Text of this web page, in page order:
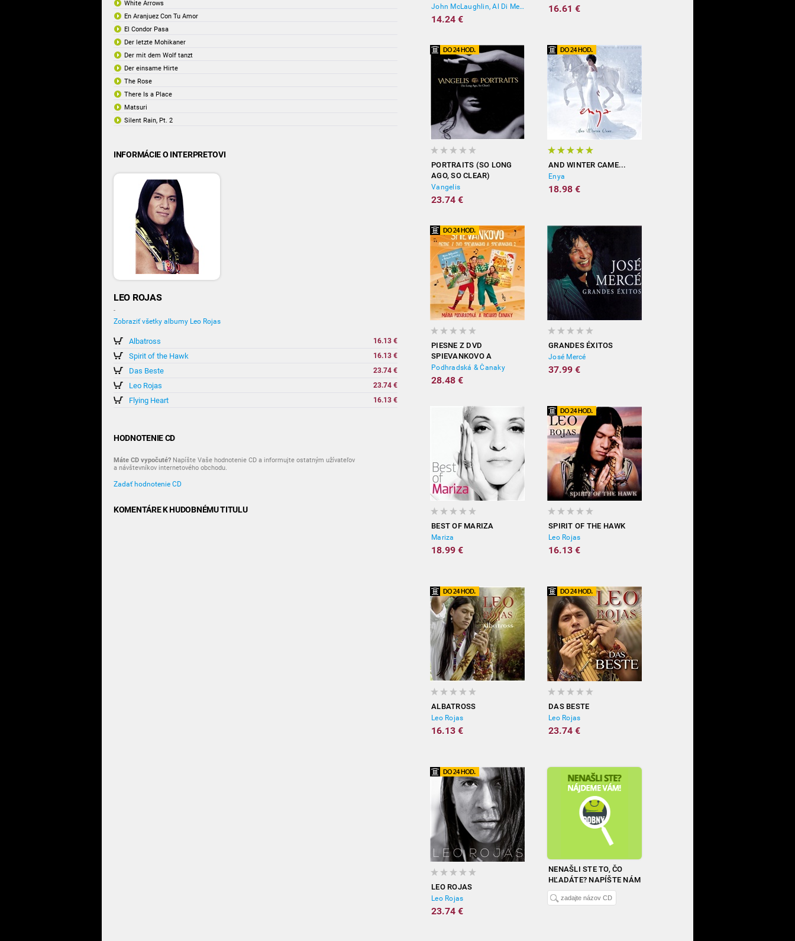
White Arrows
En Aranjuez Con Tu Amor
El Condor Pasa
Der letzte Mohikaner
Der mit dem Wolf tanzt
Der einsame Hirte
The Rose
There Is a Place
Matsuri
Silent Rain, Pt. 2
INFORMÁCIE O INTERPRETOVI
LEO ROJAS
-
Zobraziť všetky albumy Leo Rojas
Albatross 16.13 €
Spirit of the Hawk 16.13 €
Das Beste 23.74 €
Leo Rojas 23.74 €
Flying Heart 16.13 €
HODNOTENIE CD
Máte CD vypočuté? Napíšte Vaše hodnotenie CD a informujte ostatným užívateľov
a návštevníkov internetového obchodu.
Zadať hodnotenie CD
KOMENTÁRE K HUDOBNÉMU TITULU
John McLaughlin, Al Di Meola, Paco De Lucía
14.24 €
16.61 €
PORTRAITS (SO LONG
AGO, SO CLEAR)
Vangelis
23.74 €
AND WINTER CAME...
Enya
18.98 €
PIESNE Z DVD
SPIEVANKOVO A
SPIEVANKOVO 2
Podhradská & Čanaky
28.48 €
GRANDES ÉXITOS
José Mercé
37.99 €
BEST OF MARIZA
Mariza
18.99 €
SPIRIT OF THE HAWK
Leo Rojas
16.13 €
ALBATROSS
Leo Rojas
16.13 €
DAS BESTE
Leo Rojas
23.74 €
LEO ROJAS
Leo Rojas
23.74 €
NENAŠLI STE TO, ČO
HĽADÁTE? NAPÍŠTE NÁM